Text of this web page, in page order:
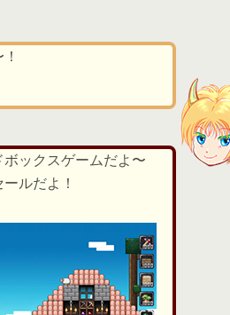
ボックスゲームだよ〜
ルだよ！